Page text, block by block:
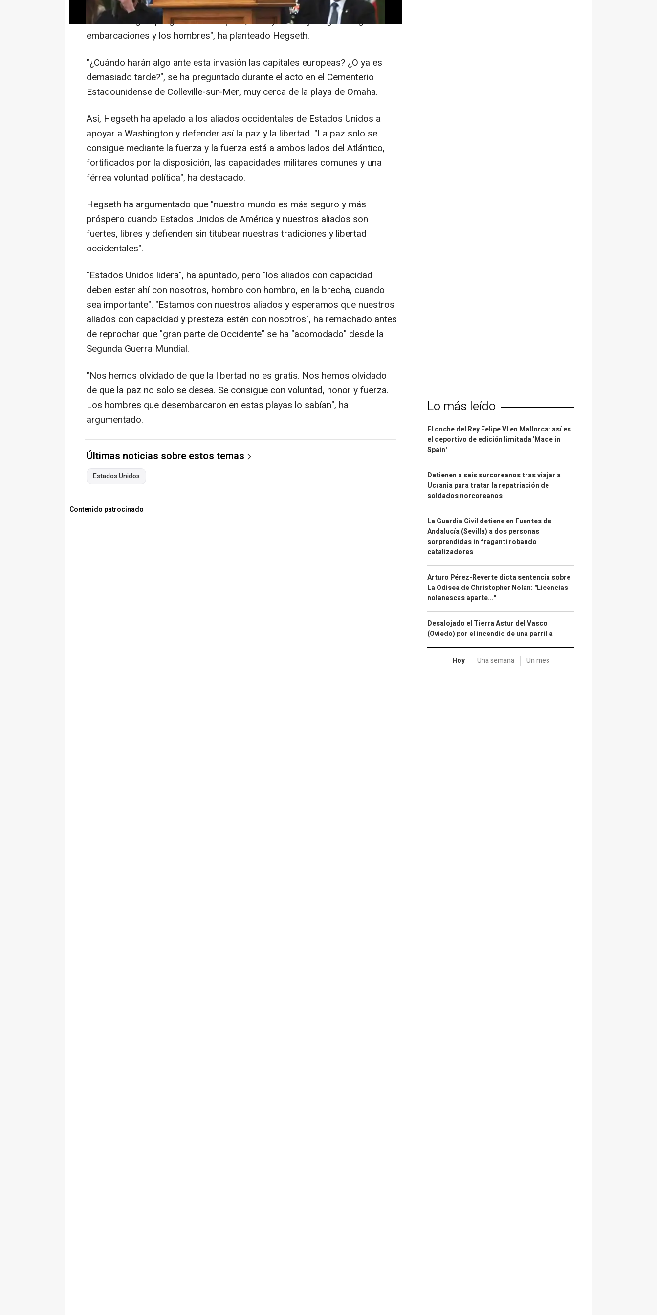
"Lamentablemente, hoy están siendo asaltadas otras playas europeas por
otras ideologías peligrosas. En España, Italia y Grecia y Bulgaria llegan las
embarcaciones y los hombres", ha planteado Hegseth.
"¿Cuándo harán algo ante esta invasión las capitales europeas? ¿O ya es
demasiado tarde?", se ha preguntado durante el acto en el Cementerio
Estadounidense de Colleville-sur-Mer, muy cerca de la playa de Omaha.
Así, Hegseth ha apelado a los aliados occidentales de Estados Unidos a
apoyar a Washington y defender así la paz y la libertad. "La paz solo se
consigue mediante la fuerza y la fuerza está a ambos lados del Atlántico,
fortificados por la disposición, las capacidades militares comunes y una
férrea voluntad política", ha destacado.
Hegseth ha argumentado que "nuestro mundo es más seguro y más
próspero cuando Estados Unidos de América y nuestros aliados son
fuertes, libres y defienden sin titubear nuestras tradiciones y libertad
occidentales".
"Estados Unidos lidera", ha apuntado, pero "los aliados con capacidad
deben estar ahí con nosotros, hombro con hombro, en la brecha, cuando
sea importante". "Estamos con nuestros aliados y esperamos que nuestros
aliados con capacidad y presteza estén con nosotros", ha remachado antes
de reprochar que "gran parte de Occidente" se ha "acomodado" desde la
Segunda Guerra Mundial.
"Nos hemos olvidado de que la libertad no es gratis. Nos hemos olvidado
de que la paz no solo se desea. Se consigue con voluntad, honor y fuerza.
Los hombres que desembarcaron en estas playas lo sabían", ha
argumentado.
Últimas noticias sobre estos temas
Estados Unidos
Contenido patrocinado
Lo más leído
El coche del Rey Felipe VI en Mallorca: así es
el deportivo de edición limitada 'Made in
Spain'
Detienen a seis surcoreanos tras viajar a
Ucrania para tratar la repatriación de
soldados norcoreanos
La Guardia Civil detiene en Fuentes de
Andalucía (Sevilla) a dos personas
sorprendidas in fraganti robando
catalizadores
Arturo Pérez-Reverte dicta sentencia sobre
La Odisea de Christopher Nolan: "Licencias
nolanescas aparte..."
Desalojado el Tierra Astur del Vasco
(Oviedo) por el incendio de una parrilla
Hoy Una semana Un mes